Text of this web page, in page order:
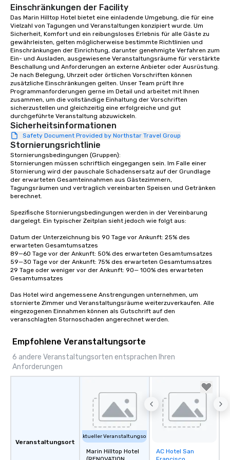
that are sure to add new vitality to
meeting events, from conferences to
team building. All-Inclusive Group
Dining When meeting planners book a
corporate group event through Lip
Smacking Foodie Tours, the entire
group is assured a top-notch dining
experience with three to four
signature dishes at each restaurant.
Our affordable tours are priced per
person with tax and gratuities
included. The only thing not included
are drinks. However, a beverage
package upgrade is available, which
provides guests a signature cocktail
at various stops. Build Your Network
Our exclusive experiences provide the
ultimate networking opportunities. At
a typical sit-down dinner, you’re lucky
to engage the person to the left and
right of you. Because our tours take
walking in between, there are
countless opportunities to interact
with different people when you sit
down at each venue and as you
experiences not only provide more
ways to network, but a more convivial
way to do so. Large Groups Welcome
groups, small or large. Our
groups from as few as 1 to as many
as 500 guests, making us an ideal
Stress-Free Booking Process Booking
a tour is stress-free and allows you to
enjoy the company of your guests
more easily. You’ll take comfort
knowing that everything is taken care
of from the moment the tour is
booked to the minute it concludes.
Einschränkungen der Facility
Das Marin Hilltop Hotel bietet eine einladende Umgebung, die für eine
Vielzahl von Tagungen und Veranstaltungen konzipiert wurde. Um
Sicherheit, Komfort und ein reibungsloses Erlebnis für alle Gäste zu
gewährleisten, gelten möglicherweise bestimmte Richtlinien und
Einschränkungen der Einrichtung, darunter genehmigte Verfahren zum
Ein- und Ausladen, ausgewiesene Veranstaltungsräume für verstärkte
Beschallung und Anforderungen an externe Anbieter oder Ausrüstung.
Je nach Belegung, Uhrzeit oder örtlichen Vorschriften können
zusätzliche Einschränkungen gelten. Unser Team prüft Ihre
Programmanforderungen gerne im Detail und arbeitet mit Ihnen
zusammen, um die vollständige Einhaltung der Vorschriften
sicherzustellen und gleichzeitig eine erfolgreiche und gut
durchgeführte Veranstaltung abzuwickeln.
Sicherheitsinformationen
Safety Document Provided by Northstar Travel Group
Stornierungsrichtlinie
Stornierungsbedingungen (Gruppen):
Stornierungen müssen schriftlich eingegangen sein. Im Falle einer
Stornierung wird der pauschale Schadensersatz auf der Grundlage
der erwarteten Gesamteinnahmen aus Gästezimmern,
Tagungsräumen und vertraglich vereinbarten Speisen und Getränken
berechnet.
Spezifische Stornierungsbedingungen werden in der Vereinbarung
dargelegt. Ein typischer Zeitplan sieht jedoch wie folgt aus:
Datum der Unterzeichnung bis 90 Tage vor Ankunft: 25% des
erwarteten Gesamtumsatzes
89—60 Tage vor der Ankunft: 50% des erwarteten Gesamtumsatzes
59—30 Tage vor der Ankunft: 75% des erwarteten Gesamtumsatzes
29 Tage oder weniger vor der Ankunft: 90— 100% des erwarteten
Gesamtumsatzes
Das Hotel wird angemessene Anstrengungen unternehmen, um
stornierte Zimmer und Veranstaltungsräume weiterzuverkaufen. Alle
eingezogenen Einnahmen können als Gutschrift auf den
veranschlagten Stornoschaden angerechnet werden.
Empfohlene Veranstaltungsorte
6 andere Veranstaltungsorten entsprachen Ihren
Anforderungen
Veranstaltungsort
Aktueller Veranstaltungsort
Marin Hilltop Hotel
Removed from
AC Hotel San